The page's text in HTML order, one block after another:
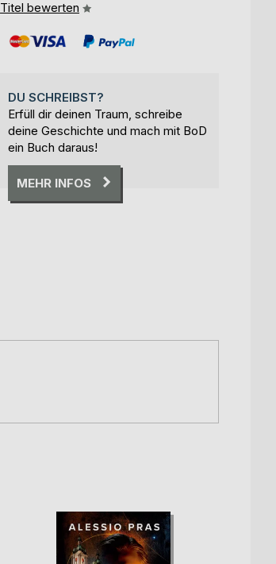
Titel bewerten
DU SCHREIBST?
Erfüll dir deinen Traum, schreibe
deine Geschichte und mach mit BoD
ein Buch daraus!
MEHR INFOS